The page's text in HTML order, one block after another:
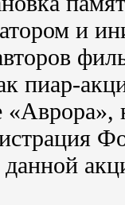
и
пиар-